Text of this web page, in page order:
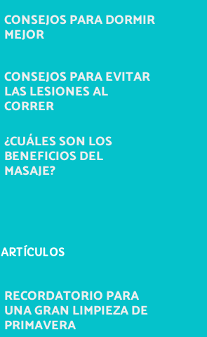
CONSEJOS PARA DORMIR
MEJOR
CONSEJOS PARA EVITAR
LAS LESIONES AL
CORRER
¿CUÁLES SON LOS
BENEFICIOS DEL
MASAJE?
RECORDATORIO PARA
UNA GRAN LIMPIEZA DE
PRIMAVERA